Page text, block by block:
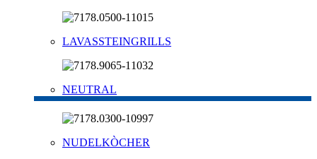
LAVASSTEINGRILLS
NEUTRAL
NUDELKÒCHER